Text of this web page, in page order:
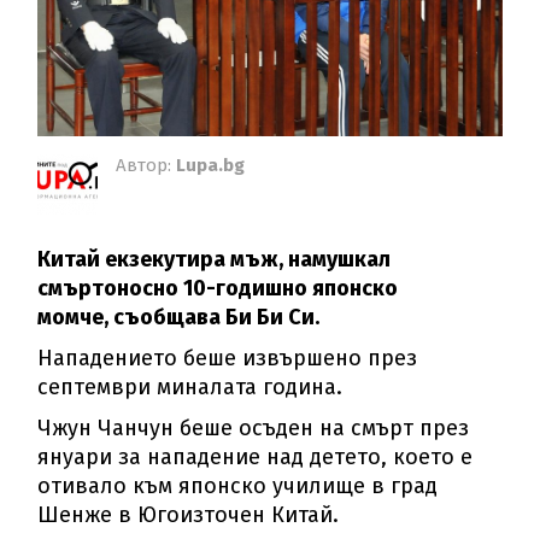
Автор: Lupa.bg
Китай екзекутира мъж, намушкал
смъртоносно 10-годишно японско
момче, съобщава Би Би Си.
Нападението беше извършено през
септември миналата година.
Чжун Чанчун беше осъден на смърт през
януари за нападение над детето, което е
отивало към японско училище в град
Шенже в Югоизточен Китай.